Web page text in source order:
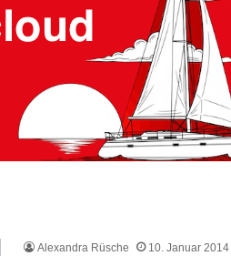
Alexandra Rüsche 10. Januar 2014